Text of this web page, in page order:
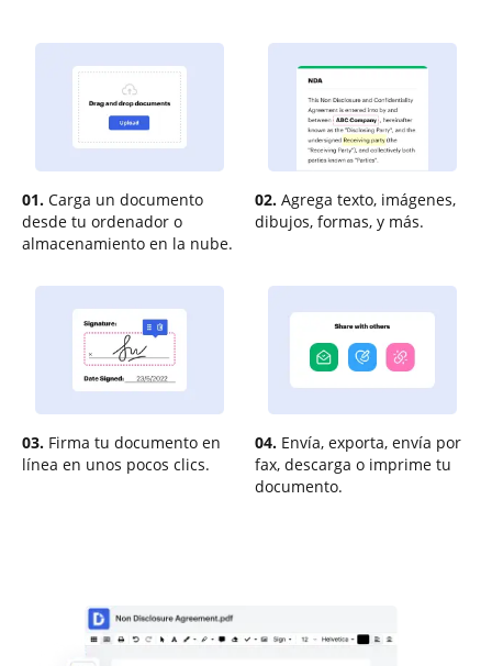
01. Carga un documento
desde tu ordenador o
almacenamiento en la nube.
02. Agrega texto, imágenes,
dibujos, formas, y más.
03. Firma tu documento en
línea en unos pocos clics.
04. Envía, exporta, envía por
fax, descarga o imprime tu
documento.